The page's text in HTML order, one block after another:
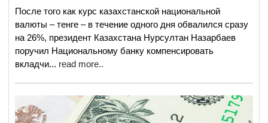
После того как курс казахстанской национальной
валюты – тенге – в течение одного дня обвалился сразу
на 26%, президент Казахстана Нурсултан Назарбаев
поручил Национальному банку компенсировать
вкладчи... read more..